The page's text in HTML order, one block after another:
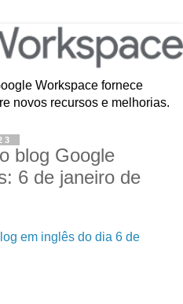
Workspace fornece
novos recursos e melhorias.
blog Google
6 de janeiro de
em inglês do dia 6 de